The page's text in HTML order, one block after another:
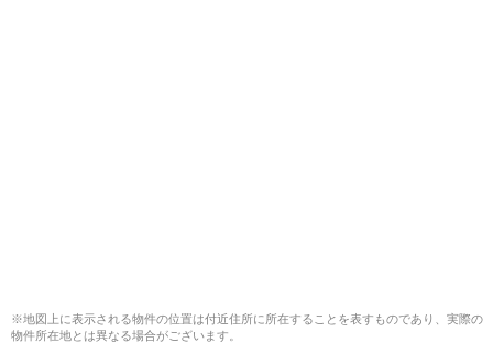
※地図上に表示される物件の位置は付近住所に所在することを表すものであり、実際の
物件所在地とは異なる場合がございます。